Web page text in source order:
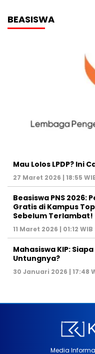
BEASISWA
Mau Lolos LPDP? Ini
27 Maret 2026 | 18:55
Beasiswa PNS 2026:
Gratis di Kampus
Sebelum Terlambat!
11 Maret 2026 | 01:12 WIB
Mahasiswa KIP:
Untungnya?
30 Januari 2026 | 17:48
Media